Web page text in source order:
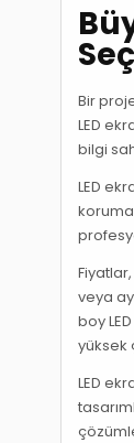
Bir
LED
bilgi
LED
veya
boy
yüksek
LED